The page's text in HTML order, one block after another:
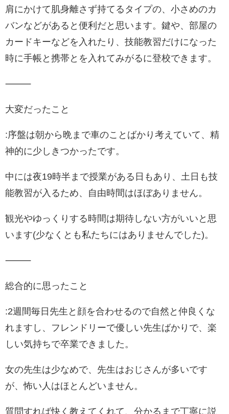
肩にかけて肌身離さず持てるタイプの、小さめのカ
バンなどがあると便利だと思います。鍵や、部屋の
カードキーなどを入れたり、技能教習だけになった
時に手帳と携帯とを入れてみがるに登校できます。
⸻
大変だったこと
:序盤は朝から晩まで車のことばかり考えていて、精
神的に少しきつかったです。
中には夜19時半まで授業がある日もあり、土日も技
能教習が入るため、自由時間はほぼありません。
観光やゆっくりする時間は期待しない方がいいと思
います(少なくとも私たちにはありませんでした)。
⸻
総合的に思ったこと
:2週間毎日先生と顔を合わせるので自然と仲良くな
れますし、フレンドリーで優しい先生ばかりで、楽
しい気持ちで卒業できました。
女の先生は少なめで、先生はおじさんが多いです
が、怖い人はほとんどいません。
質問すれば快く教えてくれて、分かるまで丁寧に説